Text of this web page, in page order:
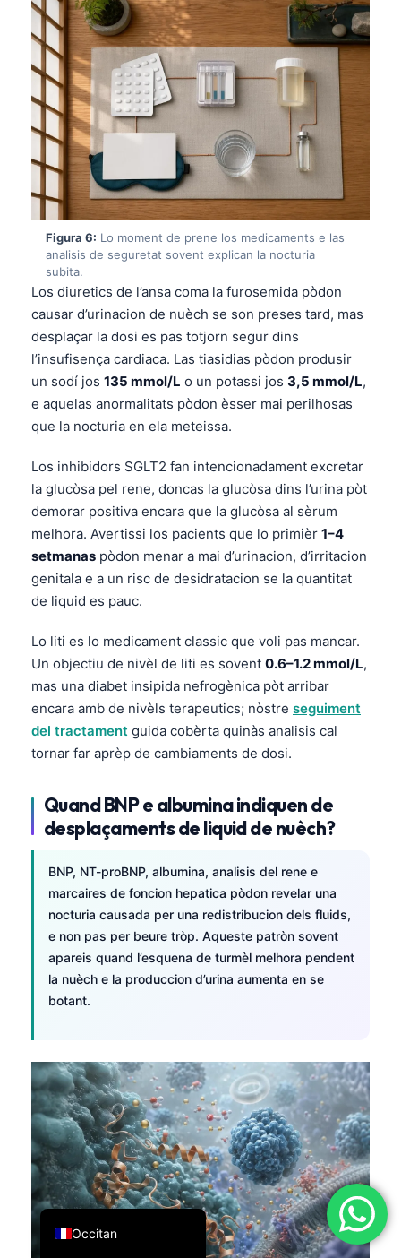
Figura 6: Lo moment de prene los medicaments e las
analisis de seguretat sovent explican la nocturia
subita.
Los diuretics de l’ansa coma la furosemida pòdon
causar d’urinacion de nuèch se son preses tard, mas
desplaçar la dosi es pas totjorn segur dins
l’insufisença cardiaca. Las tiasidias pòdon produsir
un sodí jos 135 mmol/L o un potassi jos 3,5 mmol/L,
e aquelas anormalitats pòdon èsser mai perilhosas
que la nocturia en ela meteissa.
Los inhibidors SGLT2 fan intencionadament excretar
la glucòsa pel rene, doncas la glucòsa dins l’urina pòt
demorar positiva encara que la glucòsa al sèrum
melhora. Avertissi los pacients que lo primièr 1–4
setmanas pòdon menar a mai d’urinacion, d’irritacion
genitala e a un risc de desidratacion se la quantitat
de liquid es pauc.
Lo liti es lo medicament classic que voli pas mancar.
Un objectiu de nivèl de liti es sovent 0.6–1.2 mmol/L,
mas una diabet insipida nefrogènica pòt arribar
encara amb de nivèls terapeutics; nòstre seguiment
del tractament guida cobèrta quinàs analisis cal
tornar far aprèp de cambiaments de dosi.
Quand BNP e albumina indiquen de
desplaçaments de liquid de nuèch?
BNP, NT-proBNP, albumina, analisis del rene e
marcaires de foncion hepatica pòdon revelar una
nocturia causada per una redistribucion dels fluids,
e non pas per beure tròp. Aqueste patròn sovent
apareis quand l’esquena de turmèl melhora pendent
la nuèch e la produccion d’urina aumenta en se
botant.
Occitan
English
Deutsch
العربية
Français
עִבְרִית
Português
Ελληνικά
Türkçe
Română
简体中文
Български
Nederlands
हिन्दी
Bahasa Indonesia
Հայերեն
Íslenska
Српски језик
Svenska
Bosanski
Azərbaycan dili
Eesti
日本語
Čeština
ქართული
Русский
Lietuvių kalba
Polski
한국어
Slovenščina
Shqip
বাংলা
اردو
मराठी
తెలుగు
தமிழ்
ગુજરાતી